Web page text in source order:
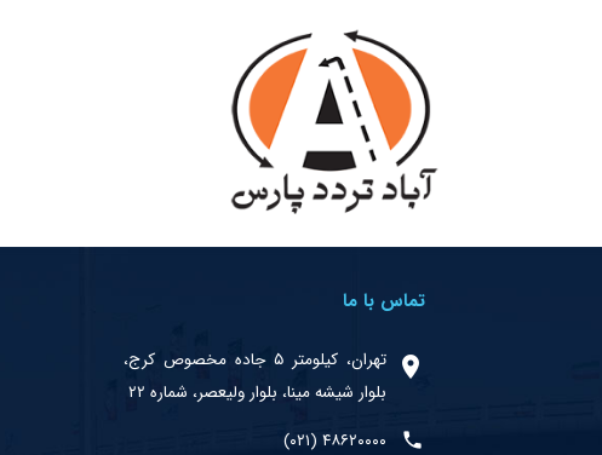
تماس با ما
تهران، کیلومتر ۵ جاده مخصوص کرج،
بلوار شیشه مینا، بلوار ولیعصر، شماره ۲۲
۴۸۶۲۰۰۰۰ (۰۲۱)